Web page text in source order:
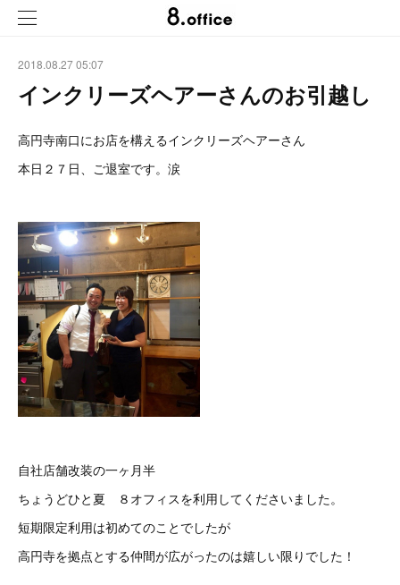
2018.08.27 05:07
インクリーズヘアーさんのお引越し
高円寺南口にお店を構えるインクリーズヘアーさん
本日２７日、ご退室です。涙
自社店舗改装の一ヶ月半
ちょうどひと夏 ８オフィスを利用してくださいました。
短期限定利用は初めてのことでしたが
高円寺を拠点とする仲間が広がったのは嬉しい限りでした！